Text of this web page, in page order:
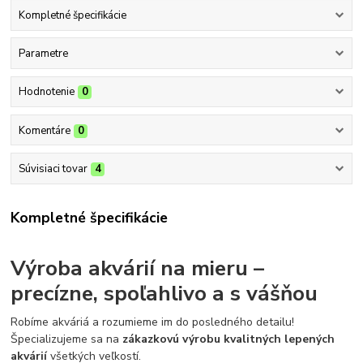
Kompletné špecifikácie
Parametre
Hodnotenie 0
Komentáre 0
Súvisiaci tovar 4
Kompletné špecifikácie
Výroba akvárií na mieru –
precízne, spoľahlivo a s vášňou
Robíme akváriá a rozumieme im do posledného detailu!
Špecializujeme sa na zákazkovú výrobu kvalitných lepených
akváriívšetkých veľkostí.